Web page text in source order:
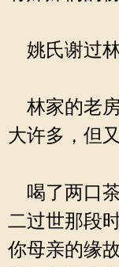
姚氏谢过林
林家的老
大许多，但
喝了两口
二过世那段
你母亲的缘